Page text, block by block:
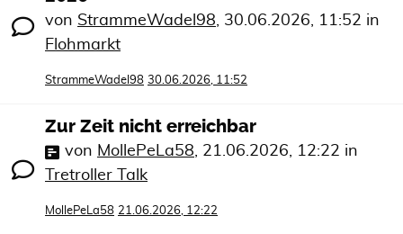
von StrammeWadel98, 30.06.2026, 11:52 in
Flohmarkt
StrammeWadel98 30.06.2026, 11:52
Zur Zeit nicht erreichbar
von MollePeLa58, 21.06.2026, 12:22 in
Tretroller Talk
MollePeLa58 21.06.2026, 12:22